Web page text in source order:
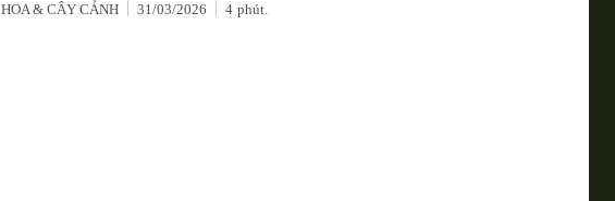
HOA & CÂY CẢNH 31/03/2026 4 phút.